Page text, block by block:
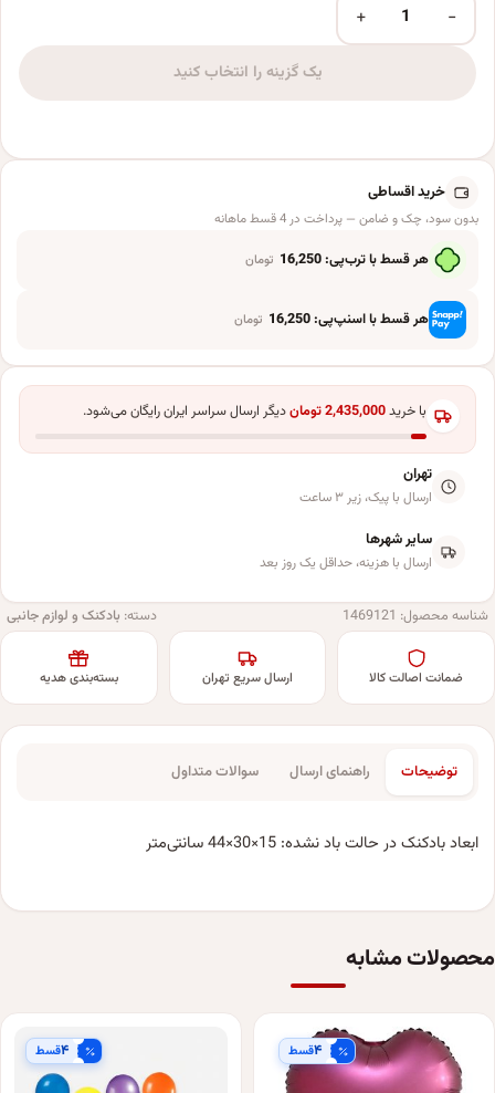
بادکنک فویلی طرح قلب مدل 044 عدد
−
+
یک گزینه را انتخاب کنید
خرید اقساطی
بدون سود، چک و ضامن — پرداخت در 4 قسط ماهانه
هر قسط با ترب‌پی:16,250 تومان
هر قسط با اسنپ‌پی:16,250 تومان
با خرید2,435,000توماندیگر ارسال سراسر ایران رایگان می‌شود.
تهران
ارسال با پیک، زیر ۳ ساعت
سایر شهرها
ارسال با هزینه، حداقل یک روز بعد
شناسه محصول: 1469121 دسته: بادکنک و لوازم جانبی
ضمانت اصالت کالا ارسال سریع تهران بسته‌بندی هدیه
توضیحات راهنمای ارسال سوالات متداول
ابعاد بادکنک در حالت باد نشده: 15×30×44 سانتی‌متر
محصولات مشابه
۴قسط ۴قسط